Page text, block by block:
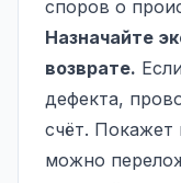
споров о
Назначайте
возврате.
дефекта,
счёт. Покажет
можно